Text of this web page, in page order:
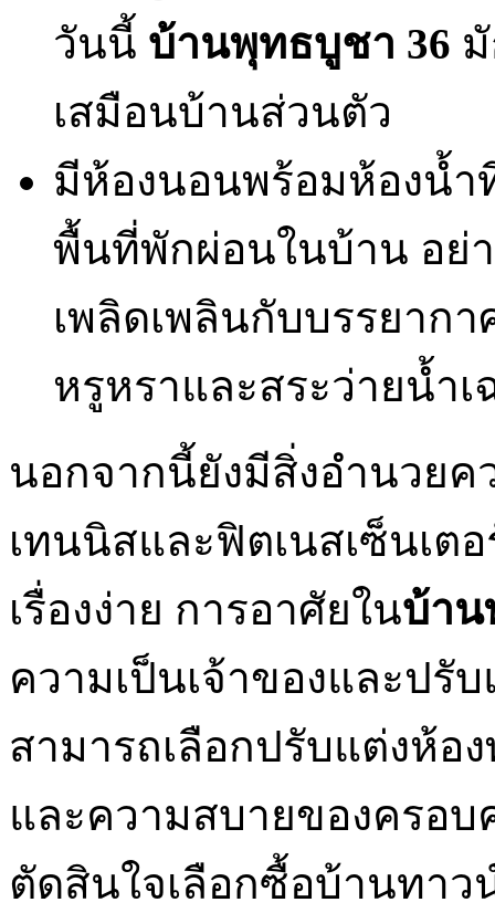
วันนี้ บ้านพุทธบูชา 36
เสมือนบ้านส่วนตัว
มีห้องนอนพร้อมห้องน้ำ
พื้นที่พักผ่อนในบ้าน อย่
เพลิดเพลินกับบรรยาก
หรูหราและสระว่ายน้ำ
นอกจากนี้ยังมีสิ่งอำนวย
เทนนิสและฟิตเนสเซ็นเต
เรื่องง่าย การอาศัยในบ้าน
ความเป็นเจ้าของและป
สามารถเลือกปรับแต่งห้อ
และความสบายของครอ
ตัดสินใจเลือกซื้อบ้านทา